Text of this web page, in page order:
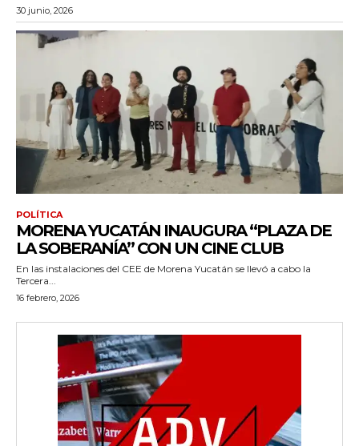
30 junio, 2026
POLÍTICA
MORENA YUCATÁN INAUGURA “PLAZA DE
LA SOBERANÍA” CON UN CINE CLUB
En las instalaciones del CEE de Morena Yucatán se llevó a cabo la
Tercera...
16 febrero, 2026